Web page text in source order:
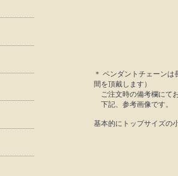
＊ ペンダントチェーン
間を頂戴します）
ご注文時の備考欄にて
下記、参考画像です。
基本的にトップサイズの